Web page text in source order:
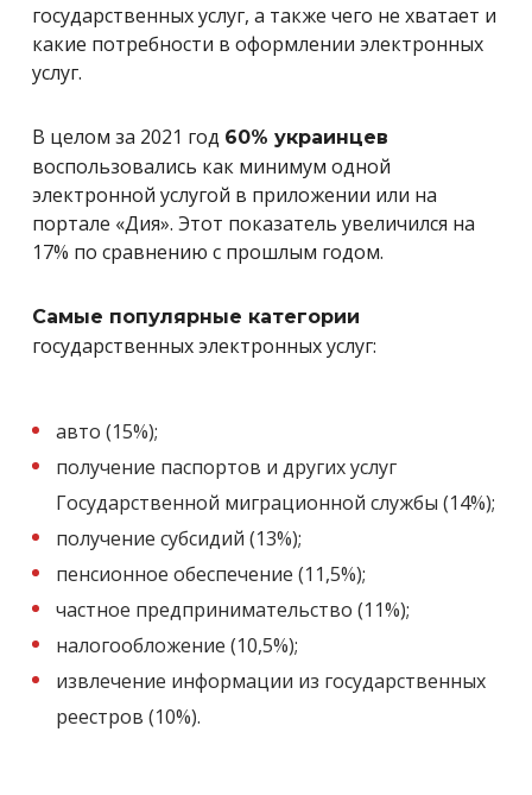
государственных услуг, а также чего не хватает и
какие потребности в оформлении электронных
услуг.
В целом за 2021 год 60% украинцев
воспользовались как минимум одной
электронной услугой в приложении или на
портале «Дия». Этот показатель увеличился на
17% по сравнению с прошлым годом.
Самые популярные категории
государственных электронных услуг:
авто (15%);
получение паспортов и других услуг
Государственной миграционной службы (14%);
получение субсидий (13%);
пенсионное обеспечение (11,5%);
частное предпринимательство (11%);
налогообложение (10,5%);
извлечение информации из государственных
реестров (10%).